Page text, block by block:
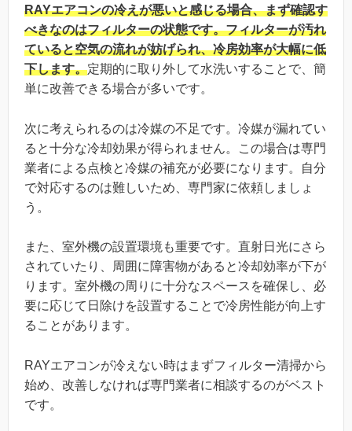
RAYエアコンの冷えが悪いと感じる場合、まず確認す
べきなのはフィルターの状態です。フィルターが汚れ
ていると空気の流れが妨げられ、冷房効率が大幅に低
下します。定期的に取り外して水洗いすることで、簡
単に改善できる場合が多いです。
次に考えられるのは冷媒の不足です。冷媒が漏れてい
ると十分な冷却効果が得られません。この場合は専門
業者による点検と冷媒の補充が必要になります。自分
で対応するのは難しいため、専門家に依頼しましょ
う。
また、室外機の設置環境も重要です。直射日光にさら
されていたり、周囲に障害物があると冷却効率が下が
ります。室外機の周りに十分なスペースを確保し、必
要に応じて日除けを設置することで冷房性能が向上す
ることがあります。
RAYエアコンが冷えない時はまずフィルター清掃から
始め、改善しなければ専門業者に相談するのがベスト
です。